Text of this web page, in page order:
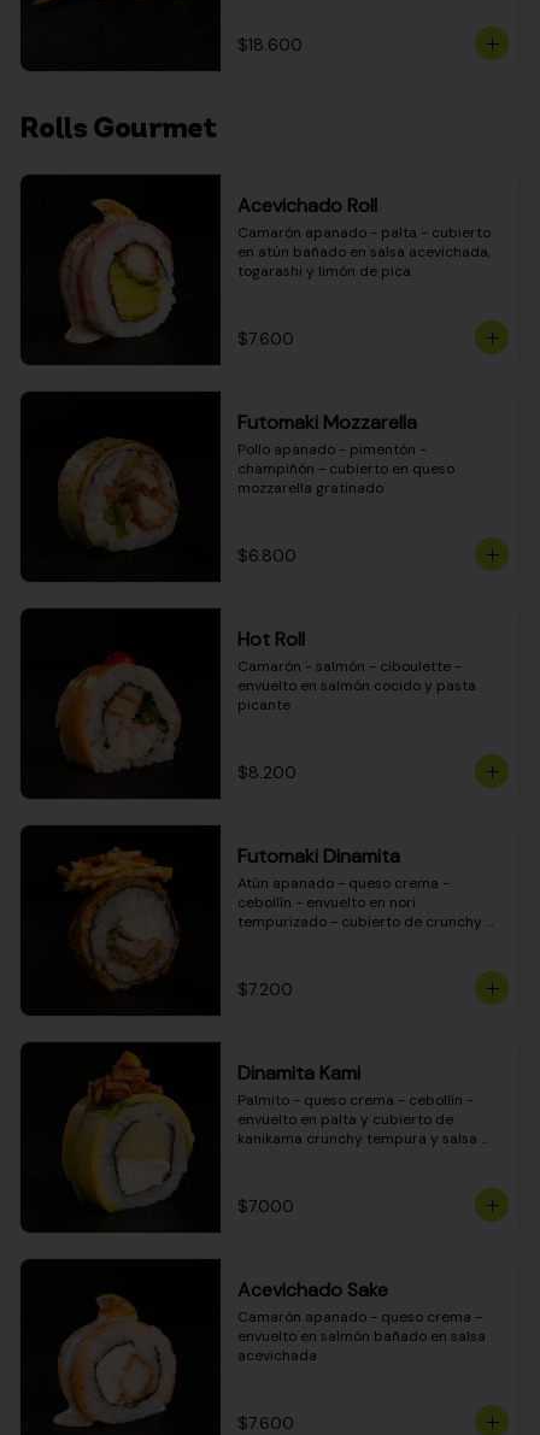
$18.600
Rolls Gourmet
Acevichado Roll
Camarón apanado - palta - cubierto
en atún bañado en salsa acevichada,
togarashi y limón de pica
$7.600
Futomaki Mozzarella
Pollo apanado - pimentón -
champiñón - cubierto en queso
mozzarella gratinado
$6.800
Hot Roll
Camarón - salmón - ciboulette -
envuelto en salmón cocido y pasta
picante
$8.200
Futomaki Dinamita
Atún apanado - queso crema -
cebollín - envuelto en nori
tempurizado - cubierto de crunchy
$7.200
Dinamita Kami
Palmito - queso crema - cebollín -
envuelto en palta y cubierto de
kanikama crunchy tempura y salsa
$7.000
Acevichado Sake
Camarón apanado - queso crema -
envuelto en salmón bañado en salsa
acevichada
$7.600